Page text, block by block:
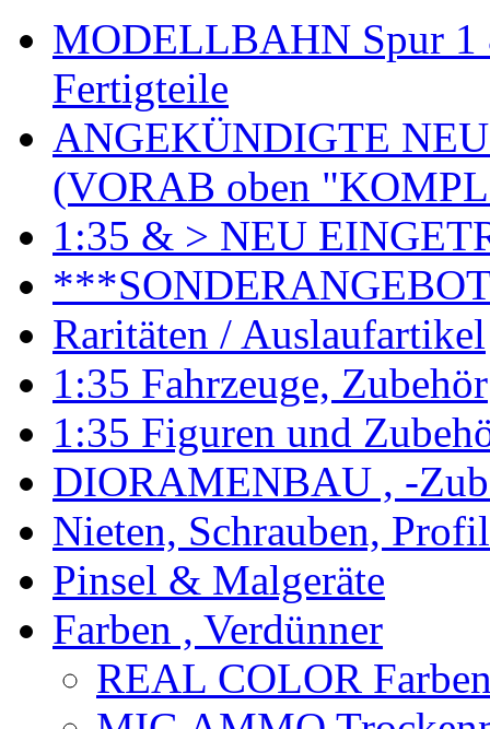
MODELLBAHN Spur 1
Fertigteile
ANGEKÜNDIGTE
(VORAB oben
1:35 & > NEU
Raritäten / Auslaufartikel
1:35 Fahrzeuge, Zubehör
1:35 Figuren und
DIORAMENBAU , -
Nieten, Schrauben,
Pinsel & Malgeräte
Farben , Verdünner
REAL COLOR